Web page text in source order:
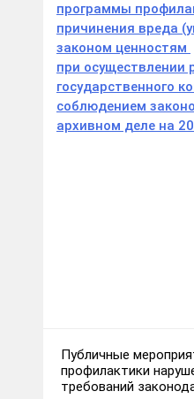
программы
причинения вреда
законом ценностям
при осуществлении
государственного
соблюдением
архивном деле на
Публичные
профилактики
требований